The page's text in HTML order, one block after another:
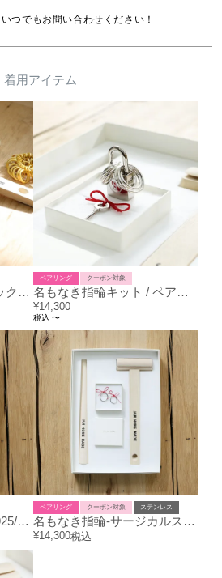
つでもお問い合わせください！
着用アイテム
名もなき指輪キット ネックレスセット/ペアリング・ペアネックレス 名もなき指輪キット / ペアリング
ペアリング クーポン対象
¥14,300
税込 〜
名もなき指輪-シルバー925/ペアリング/2サイズセット 名もなき指輪-サージカルステンレス-/ペアリング/2サイズセット
ペアリング クーポン対象 ステンレス
¥14,300税込